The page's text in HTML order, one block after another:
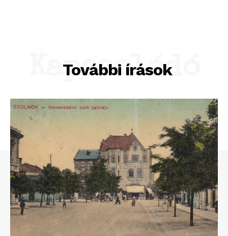
További írások
Kapcsolódó